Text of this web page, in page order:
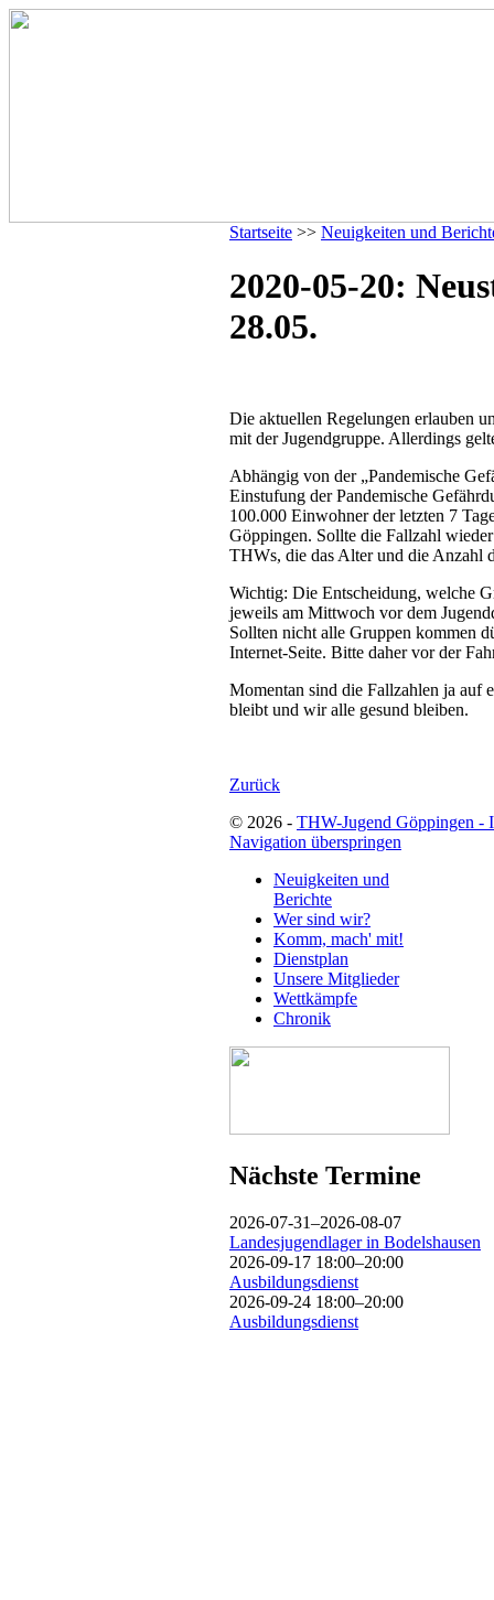
Startseite >> Neuigkeiten und
2020-05-20:
28.05.
Die aktuellen Regelungen erlauben
mit der Jugendgruppe. Allerdings
Abhängig von der „Pandemische
Einstufung der Pandemische
100.000 Einwohner der letzten 7
Göppingen. Sollte die Fallzahl
THWs, die das Alter und die Anzahl
Wichtig: Die Entscheidung, welche
jeweils am Mittwoch vor dem
Sollten nicht alle Gruppen kommen
Internet-Seite. Bitte daher vor der
Momentan sind die Fallzahlen ja auf
bleibt und wir alle gesund bleiben.
Zurück
© 2026 - THW-Jugend Göppingen -
Navigation überspringen
Neuigkeiten und
Berichte
Wer sind wir?
Komm, mach' mit!
Dienstplan
Unsere Mitglieder
Wettkämpfe
Chronik
Nächste Termine
2026-07-31–2026-08-07
Landesjugendlager in Bodelshausen
2026-09-17 18:00–20:00
Ausbildungsdienst
2026-09-24 18:00–20:00
Ausbildungsdienst